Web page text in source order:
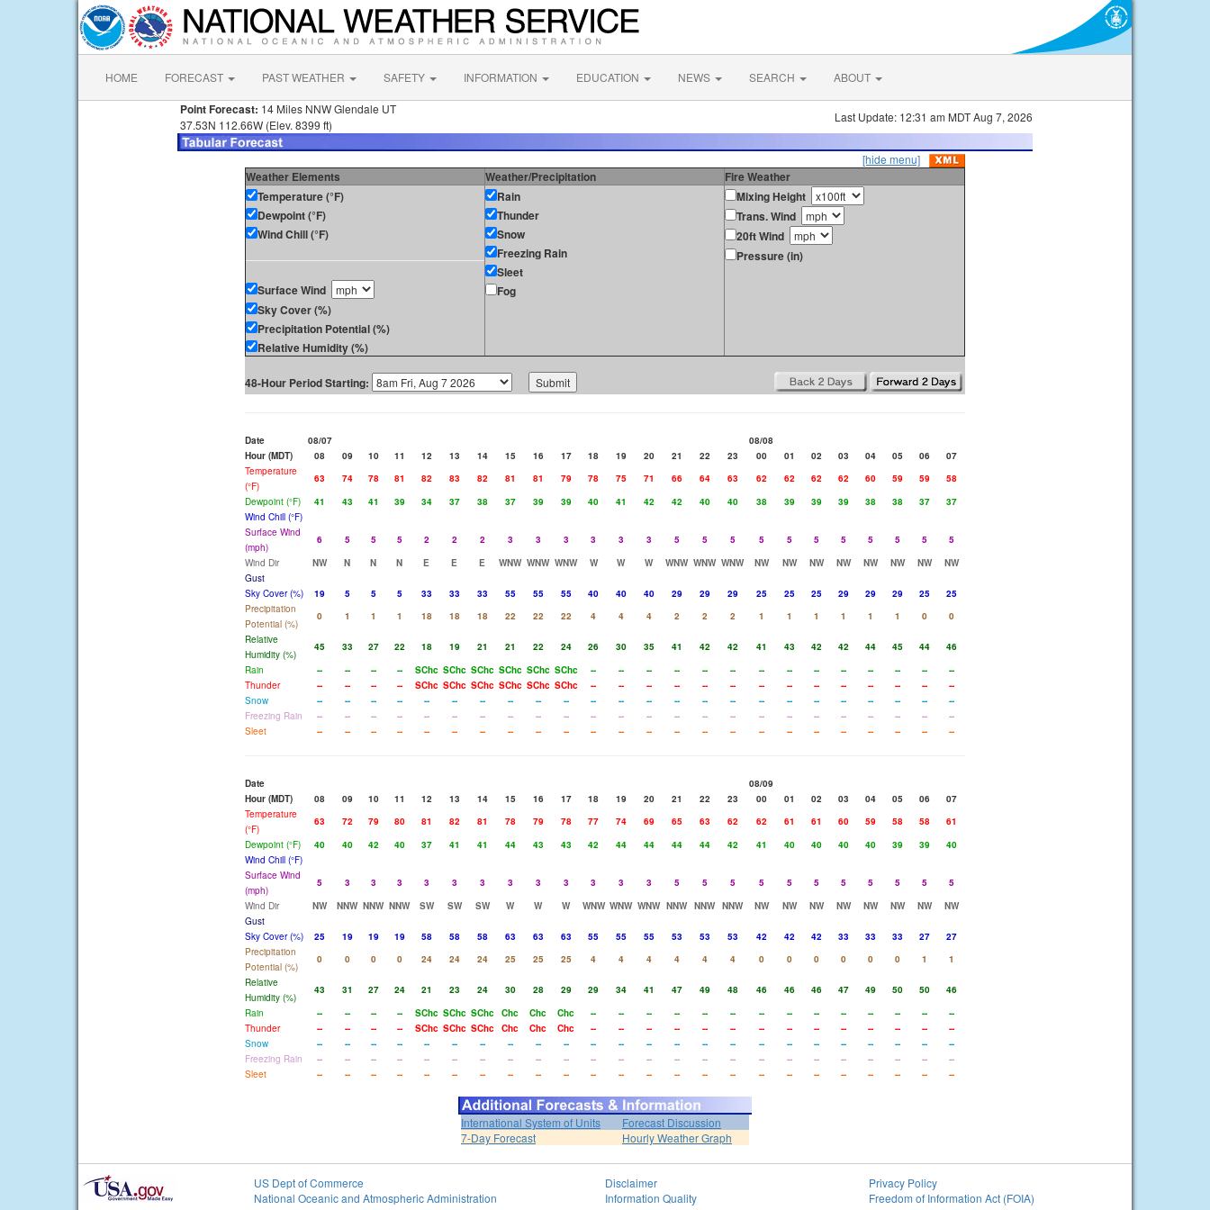
HOME FORECAST PAST WEATHER SAFETY INFORMATION EDUCATION NEWS SEARCH ABOUT
Point Forecast: 14 Miles NNW Glendale UT
37.53N 112.66W (Elev. 8399 ft)
Last Update: 12:31 am MDT Aug 7, 2026
[hide menu]
Weather Elements Weather/Precipitation
Fire Weather
Temperature (°F)
Dewpoint (°F)
Wind Chill (°F)
Surface Wind
Sky Cover (%)
Precipitation Potential (%)
Relative Humidity (%)
Rain
Thunder
Snow
Freezing Rain
Sleet
Fog
Mixing Height
Trans. Wind
20ft Wind
Pressure (in)
48-Hour Period Starting:
Date 08/07
08/08
Hour (MDT)
08 09 10 11 12 13 14 15 16 17 18 19 20 21 22 23 00 01 02 03 04 05 06
07
Temperature
(°F)
63 74 78 81 82 83 82 81 81 79 78 75 71 66 64 63 62 62 62 62 60 59 59
58
Dewpoint (°F)
41 43 41 39 34 37 38 37 39 39 40 41 42 42 40 40 38 39 39 39 38 38 37
37
Wind Chill (°F)
Surface Wind
(mph)
6 5 5 5 2 2 2 3 3 3 3 3 3 5 5 5 5 5 5 5 5 5 5
5
Wind Dir
NW N N N E E E WNW WNW WNW W W W WNW WNW WNW NW NW NW NW NW NW NW
NW
Gust
Sky Cover (%)
19 5 5 5 33 33 33 55 55 55 40 40 40 29 29 29 25 25 25 29 29 29 25
25
Precipitation
Potential (%)
0 1 1 1 18 18 18 22 22 22 4 4 4 2 2 2 1 1 1 1 1 1 0
0
Relative
Humidity (%)
45 33 27 22 18 19 21 21 22 24 26 30 35 41 42 42 41 43 42 42 44 45 44
46
Rain
-- -- -- -- SChc SChc SChc SChc SChc SChc -- -- -- -- -- -- -- -- -- -- -- -- --
--
Thunder
-- -- -- -- SChc SChc SChc SChc SChc SChc -- -- -- -- -- -- -- -- -- -- -- -- --
--
Snow
-- -- -- -- -- -- -- -- -- -- -- -- -- -- -- -- -- -- -- -- -- -- --
--
Freezing Rain
-- -- -- -- -- -- -- -- -- -- -- -- -- -- -- -- -- -- -- -- -- -- --
--
Sleet
-- -- -- -- -- -- -- -- -- -- -- -- -- -- -- -- -- -- -- -- -- -- -- --
Date
08/09
Hour (MDT)
08 09 10 11 12 13 14 15 16 17 18 19 20 21 22 23 00 01 02 03 04 05 06
07
Temperature
(°F)
63 72 79 80 81 82 81 78 79 78 77 74 69 65 63 62 62 61 61 60 59 58 58
61
Dewpoint (°F)
40 40 42 40 37 41 41 44 43 43 42 44 44 44 44 42 41 40 40 40 40 39 39
40
Wind Chill (°F)
Surface Wind
(mph)
5 3 3 3 3 3 3 3 3 3 3 3 3 5 5 5 5 5 5 5 5 5 5
5
Wind Dir
NW NNW NNW NNW SW SW SW W W W WNW WNW WNW NNW NNW NNW NW NW NW NW NW NW NW
NW
Gust
Sky Cover (%)
25 19 19 19 58 58 58 63 63 63 55 55 55 53 53 53 42 42 42 33 33 33 27
27
Precipitation
Potential (%)
0 0 0 0 24 24 24 25 25 25 4 4 4 4 4 4 0 0 0 0 0 0 1
1
Relative
Humidity (%)
43 31 27 24 21 23 24 30 28 29 29 34 41 47 49 48 46 46 46 47 49 50 50
46
Rain
-- -- -- -- SChc SChc SChc Chc Chc Chc -- -- -- -- -- -- -- -- -- -- -- -- --
--
Thunder
-- -- -- -- SChc SChc SChc Chc Chc Chc -- -- -- -- -- -- -- -- -- -- -- -- --
--
Snow
-- -- -- -- -- -- -- -- -- -- -- -- -- -- -- -- -- -- -- -- -- -- --
--
Freezing Rain
-- -- -- -- -- -- -- -- -- -- -- -- -- -- -- -- -- -- -- -- -- -- --
--
Sleet
-- -- -- -- -- -- -- -- -- -- -- -- -- -- -- -- -- -- -- -- -- -- -- --
International System of Units
Forecast Discussion
7-Day Forecast
Hourly Weather Graph
US Dept of Commerce
National Oceanic and Atmospheric Administration
Disclaimer
Information Quality
Privacy Policy
Freedom of Information Act (FOIA)